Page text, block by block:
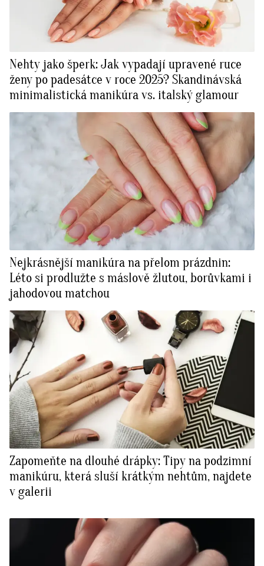
Nehty jako šperk: Jak vypadají upravené ruce
ženy po padesátce v roce 2025? Skandinávská
minimalistická manikúra vs. italský glamour
Nejkrásnější manikúra na přelom prázdnin:
Léto si prodlužte s máslově žlutou, borůvkami i
jahodovou matchou
Zapomeňte na dlouhé drápky: Tipy na podzimní
manikúru, která sluší krátkým nehtům, najdete
v galerii